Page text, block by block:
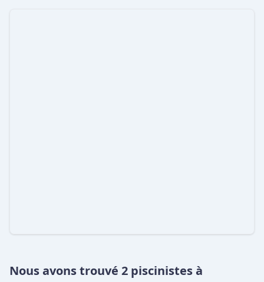
Nous avons trouvé 2 piscinistes à